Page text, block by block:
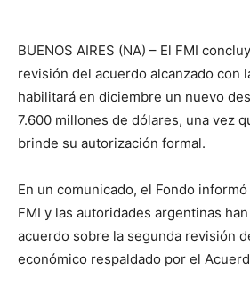
BUENOS AIRES (NA) – El FMI
revisión del acuerdo alcanzado con
habilitará en diciembre un nuevo
7.600 millones de dólares, una vez
brinde su autorización formal.
En un comunicado, el Fondo
FMI y las autoridades argentinas
acuerdo sobre la segunda revisión
económico respaldado por el